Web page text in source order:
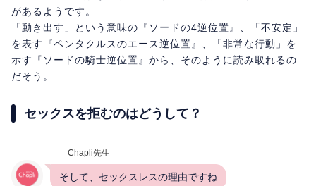
があるようです。
「動き出す」という意味の『ソードの4逆位置』、「不安定」
を表す『ペンタクルスのエース逆位置』、「非常な行動」を
示す『ソードの騎士逆位置』から、そのように読み取れるの
だそう。
セックスを拒むのはどうして？
Chapli先生
そして、セックスレスの理由ですね